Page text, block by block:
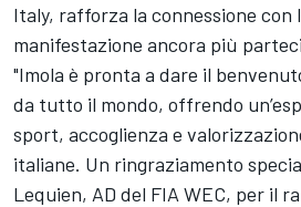
Italy, rafforza la connessione con
manifestazione ancora più
"Imola è pronta a dare il
da tutto il mondo, offrendo
sport, accoglienza e
italiane. Un ringraziamento
Lequien, AD del FIA WEC, per il